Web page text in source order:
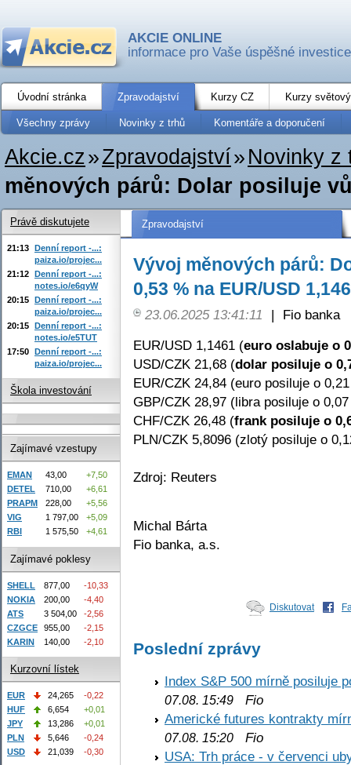
AKCIE ONLINE
informace pro Vaše úspěšné investice
Úvodní stránka Zpravodajství Kurzy CZ Kurzy
Všechny zprávy Novinky z trhů Komentáře a doporučení
Akcie.cz»Zpravodajství» Novinky z
měnových párů: Dolar posiluje
Zpravodajství
Vývoj měnových párů:
0,53 % na EUR/USD
23.06.2025 13:41:11 |
Fio banka
EUR/USD 1,1461 (euro oslabuje o
USD/CZK 21,68 (dolar posiluje o
EUR/CZK 24,84 (euro posiluje o
GBP/CZK 28,97 (libra posiluje o
CHF/CZK 26,48 (frank posiluje o
PLN/CZK 5,8096 (zlotý posiluje o
Zdroj: Reuters
Michal Bárta
Fio banka, a.s.
Diskutovat
Poslední zprávy
Index S&P 500 mírně posiluje
07.08. 15:49 Fio
Americké futures kontrakty
07.08. 15:20 Fio
USA: Trh práce - v červenci
Právě diskutujete
21:13 Denní report -...:
paiza.io/projec...
21:12 Denní report -...:
notes.io/e6qyW
20:15 Denní report -...:
paiza.io/projec...
20:15 Denní report -...:
notes.io/e5TUT
17:50 Denní report -...:
paiza.io/projec...
Škola investování
Zajímavé vzestupy
EMAN 43,00
+7,50
DETEL
710,00
+6,61
PRAPM
228,00
+5,56
VIG
1 797,00
+5,09
RBI
1 575,50 +4,61
Zajímavé poklesy
SHELL 877,00
-10,33
NOKIA
200,00
-4,40
ATS
3 504,00
-2,56
CZGCE
955,00
-2,15
KARIN
140,00 -2,10
Kurzovní lístek
EUR 24,265
-0,22
HUF
6,654
+0,01
JPY
13,286
+0,01
PLN
5,646
-0,24
USD
21,039 -0,30